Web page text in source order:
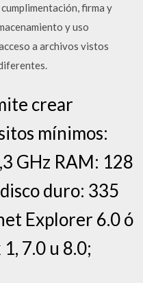
firma y
y uso
a archivos vistos
crear
mínimos:
GHz RAM: 128
duro: 335
Explorer 6.0 ó
7.0 u 8.0;